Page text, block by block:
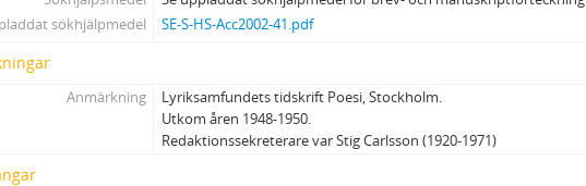
sökhjälpmedel
SE-S-HS-Acc2002-41.pdf
Anmärkning
Lyriksamfundets tidskrift Poesi, Stockholm.
Utkom åren 1948-1950.
Redaktionssekreterare var Stig Carlsson (1920-1971)